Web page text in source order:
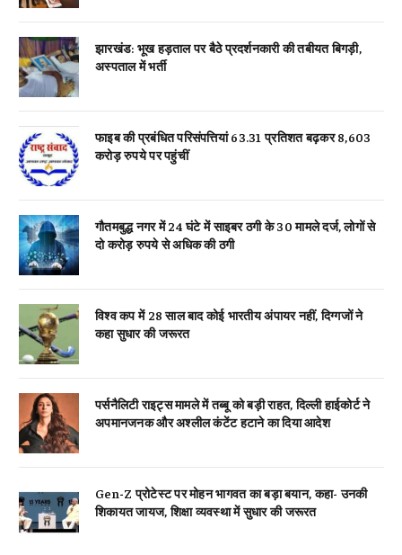
झारखंड: भूख हड़ताल पर बैठे प्रदर्शनकारी की तबीयत बिगड़ी,
अस्पताल में भर्ती
फाइब की प्रबंधित परिसंपत्तियां 63.31 प्रतिशत बढ़कर 8,603
करोड़ रुपये पर पहुंचीं
गौतमबुद्ध नगर में 24 घंटे में साइबर ठगी के 30 मामले दर्ज, लोगों से
दो करोड़ रुपये से अधिक की ठगी
विश्व कप में 28 साल बाद कोई भारतीय अंपायर नहीं, दिग्गजों ने
कहा सुधार की जरूरत
पर्सनैलिटी राइट्स मामले में तब्बू को बड़ी राहत, दिल्ली हाईकोर्ट ने
अपमानजनक और अश्लील कंटेंट हटाने का दिया आदेश
Gen-Z प्रोटेस्ट पर मोहन भागवत का बड़ा बयान, कहा- उनकी
शिकायत जायज, शिक्षा व्यवस्था में सुधार की जरूरत